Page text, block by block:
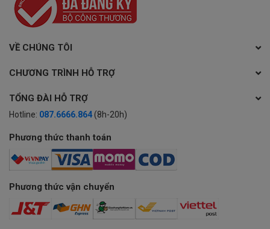
VỀ CHÚNG TÔI
CHƯƠNG TRÌNH HỖ TRỢ
TỔNG ĐÀI HỖ TRỢ
Hotline: 087.6666.864 (8h-20h)
Phương thức thanh toán
Phương thức vận chuyển